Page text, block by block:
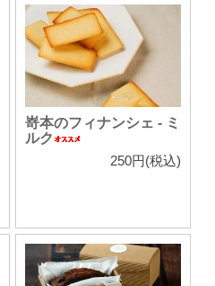
嵜本のフィナンシェ - ミ
ルク
250円(税込)